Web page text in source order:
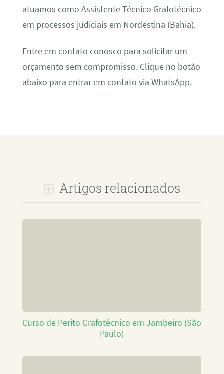
atuamos como Assistente Técnico Grafotécnico
em processos judiciais em Nordestina (Bahia).
Entre em contato conosco para solicitar um
orçamento sem compromisso. Clique no botão
abaixo para entrar em contato via WhatsApp.
Artigos relacionados
Curso de Perito Grafotécnico em Jambeiro (São
Paulo)